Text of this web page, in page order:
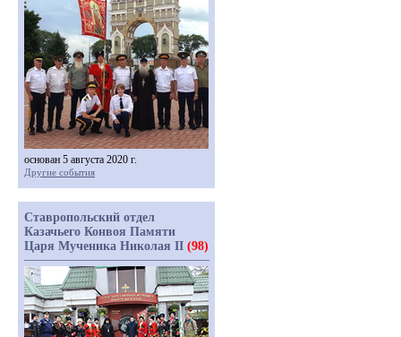
основан 5 августа 2020 г.
Другие события
Ставропольский отдел
Казачьего Конвоя Памяти
Царя Мученика Николая II (98)